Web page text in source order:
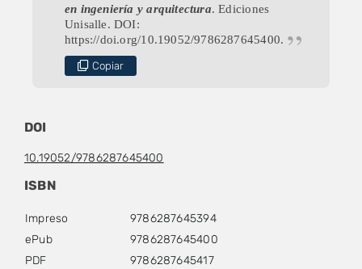
en ingeniería y arquitectura. Ediciones
Unisalle. DOI:
https://doi.org/10.19052/9786287645400.
Copiar
DOI
10.19052/9786287645400
ISBN
Impreso
9786287645394
ePub
9786287645400
PDF
9786287645417